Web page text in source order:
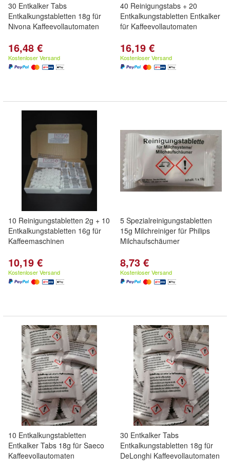
30 Entkalker Tabs
Entkalkungstabletten 18g für
Nivona Kaffeevollautomaten
16,48 €
Kostenloser Versand
40 Reinigungstabs + 20
Entkalkungstabletten Entkalker
für Kaffeevollautomaten
16,19 €
Kostenloser Versand
10 Reinigungstabletten 2g + 10
Entkalkungstabletten 16g für
Kaffeemaschinen
10,19 €
Kostenloser Versand
5 Spezialreinigungstabletten
15g Milchreiniger für Philips
Milchaufschäumer
8,73 €
Kostenloser Versand
10 Entkalkungstabletten
Entkalker Tabs 18g für Saeco
Kaffeevollautomaten
30 Entkalker Tabs
Entkalkungstabletten 18g für
DeLonghi Kaffeevollautomaten